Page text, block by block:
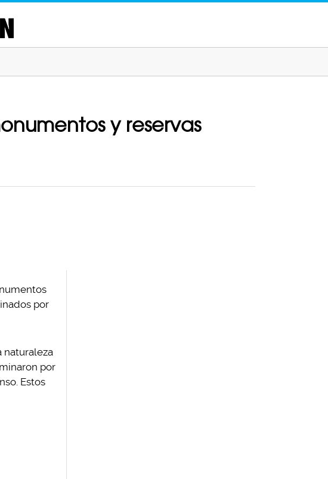
y reservas
por
naturaleza
por
Estos